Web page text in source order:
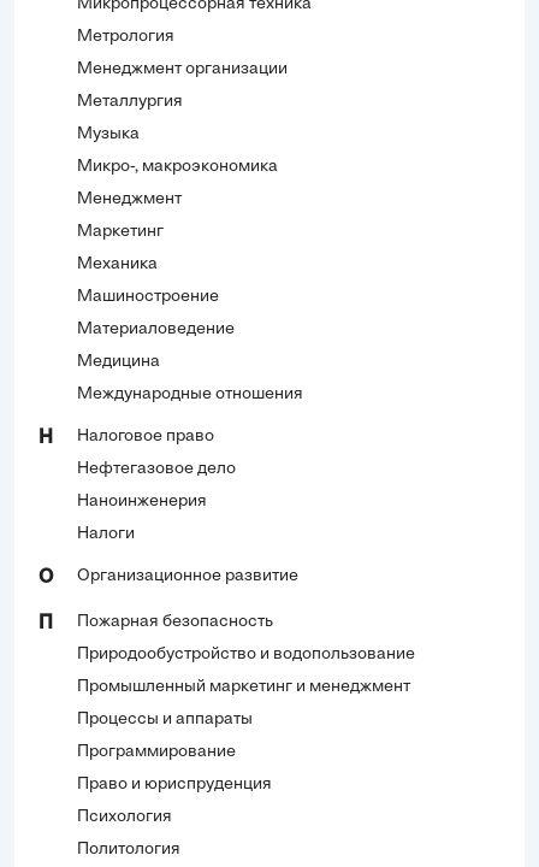
Микропроцессорная техника
Метрология
Менеджмент организации
Металлургия
Музыка
Микро-, макроэкономика
Менеджмент
Маркетинг
Механика
Машиностроение
Материаловедение
Медицина
Международные отношения
Н
Налоговое право
Нефтегазовое дело
Наноинженерия
Налоги
О Организационное развитие
П
Пожарная безопасность
Природообустройство и водопользование
Промышленный маркетинг и менеджмент
Процессы и аппараты
Программирование
Право и юриспруденция
Психология
Политология